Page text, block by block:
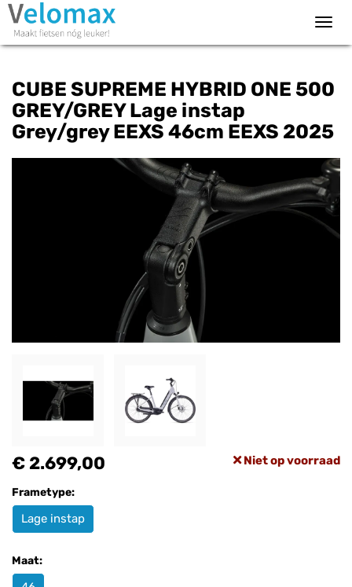
CUBE SUPREME HYBRID ONE 500
GREY/GREY Lage instap
Grey/grey EEXS 46cm EEXS 2025
€ 2.699,00 Niet op voorraad
Frametype:
Lage instap
Maat: